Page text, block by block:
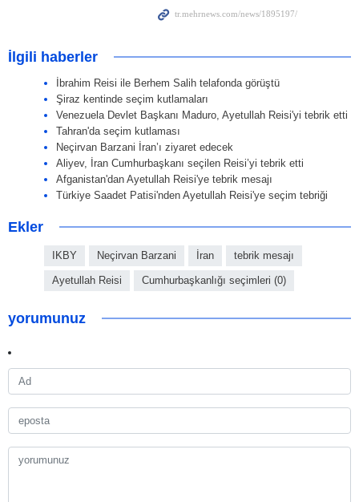
İlgili haberler
İbrahim Reisi ile Berhem Salih telafonda görüştü
Şiraz kentinde seçim kutlamaları
Venezuela Devlet Başkanı Maduro, Ayetullah Reisi'yi tebrik etti
Tahran'da seçim kutlaması
Neçirvan Barzani İran’ı ziyaret edecek
Aliyev, İran Cumhurbaşkanı seçilen Reisi’yi tebrik etti
Afganistan'dan Ayetullah Reisi'ye tebrik mesajı
Türkiye Saadet Patisi'nden Ayetullah Reisi'ye seçim tebriği
Ekler
IKBY Neçirvan Barzani İran tebrik mesajı
Ayetullah Reisi Cumhurbaşkanlığı seçimleri (0)
yorumunuz